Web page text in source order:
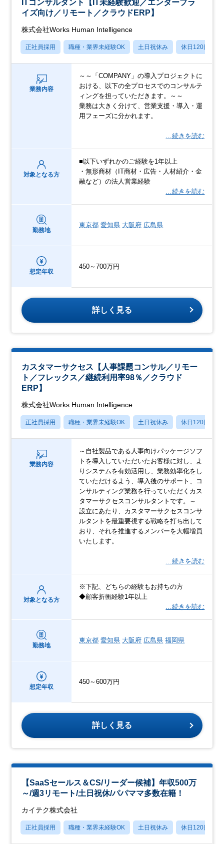
ITコンサルタント【IT未経験歓迎／エンタープラ
イズ向け／リモート／クラウドERP】
株式会社Works Human Intelligence
正社員採用 職種・業界未経験OK 土日祝休み 休日120日以上
業務内容
～～「COMPANY」の導入プロジェクトに
おける、以下の全プロセスでのコンサルテ
ィングを担っていただきます。～～
業務は大きく分けて、営業支援・導入・運
用フェーズに分かれます。
…続きを読む
対象となる方
■以下いずれかのご経験を1年以上
・無形商材（IT商材・広告・人材紹介・金
融など）の法人営業経験
…続きを読む
勤務地
東京都 愛知県 大阪府 広島県
想定年収
450～700万円
詳しく見る
カスタマーサクセス【人事課題コンサル／リモー
ト／フレックス／継続利用率98％／クラウド
ERP】
株式会社Works Human Intelligence
正社員採用 職種・業界未経験OK 土日祝休み 休日120日以上
業務内容
～自社製品である人事向けパッケージソフ
トを導入していただいたお客様に対し、よ
りシステムを有効活用し、業務効率化をし
ていただけるよう、導入後のサポート、コ
ンサルティング業務を行っていただくカス
タマーサクセスコンサルタントです。～
設立にあたり、カスタマーサクセスコンサ
ルタントを最重要視する戦略を打ち出して
おり、それを推進するメンバーを大幅増員
いたします。
…続きを読む
対象となる方
※下記、どちらの経験もお持ちの方
◆顧客折衝経験1年以上
…続きを読む
勤務地
東京都 愛知県 大阪府 広島県 福岡県
想定年収
450～600万円
詳しく見る
【SaaSセールス＆CS/リーダー候補】年収500万
～/週3リモート/土日祝休/パパママ多数在籍！
カイテク株式会社
正社員採用 職種・業界未経験OK 土日祝休み 休日120日以上